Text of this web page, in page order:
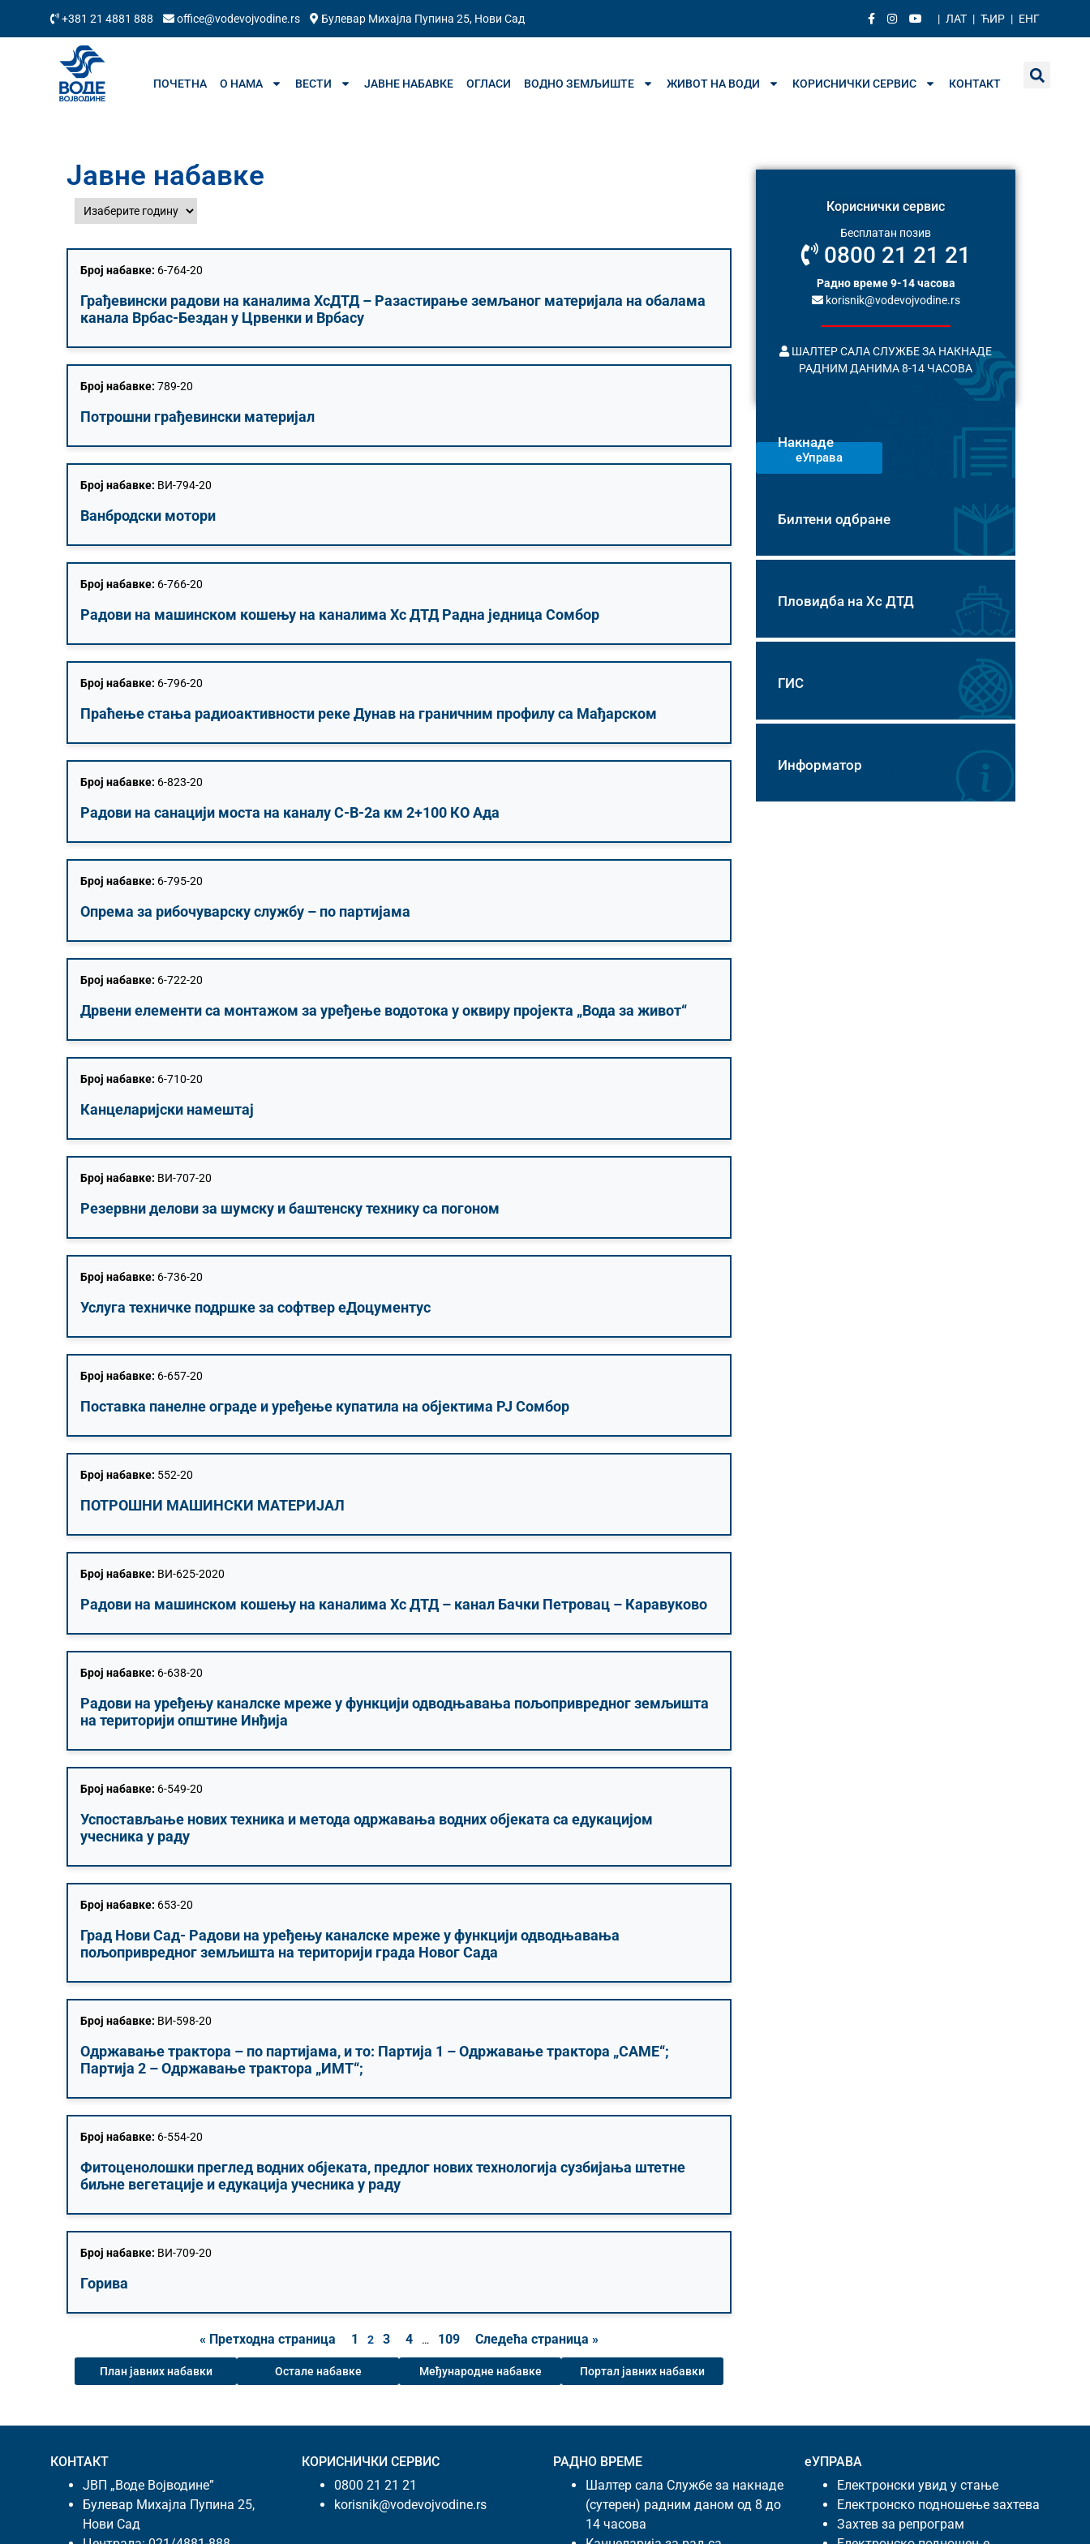
+381 21 4881 888 office@vodevojvodine.rs Булевар Михајла Пупина 25, Нови Сад | ЛАТ | ЋИР | ЕНГ
ПОЧЕТНА О НАМА ВЕСТИ ЈАВНЕ НАБАВКЕ ОГЛАСИ ВОДНО ЗЕМЉИШТЕ ЖИВОТ НА ВОДИ КОРИСНИЧКИ СЕРВИС КОНТАКТ
Јавне набавке
Број набавке: 6-764-20
Грађевински радови на каналима ХсДТД – Разастирање земљаног материјала на обалама
канала Врбас-Бездан у Црвенки и Врбасу
Број набавке: 789-20
Потрошни грађевински материјал
Број набавке: ВИ-794-20
Ванбродски мотори
Број набавке: 6-766-20
Радови на машинском кошењу на каналима Хс ДТД Радна једница Сомбор
Број набавке: 6-796-20
Праћење стања радиоактивности реке Дунав на граничним профилу са Мађарском
Број набавке: 6-823-20
Радови на санацији моста на каналу С-В-2а км 2+100 КО Ада
Број набавке: 6-795-20
Опрема за рибочуварску службу – по партијама
Број набавке: 6-722-20
Дрвени елементи са монтажом за уређење водотока у оквиру пројекта „Вода за живот“
Број набавке: 6-710-20
Канцеларијски намештај
Број набавке: ВИ-707-20
Резервни делови за шумску и баштенску технику са погоном
Број набавке: 6-736-20
Услуга техничке подршке за софтвер еДоцументус
Број набавке: 6-657-20
Поставка панелне ограде и уређење купатила на објектима РЈ Сомбор
Број набавке: 552-20
ПОТРОШНИ МАШИНСКИ МАТЕРИЈАЛ
Број набавке: ВИ-625-2020
Радови на машинском кошењу на каналима Хс ДТД – канал Бачки Петровац – Каравуково
Број набавке: 6-638-20
Радови на уређењу каналске мреже у функцији одводњавања пољопривредног земљишта
на територији општине Инђија
Број набавке: 6-549-20
Успостављање нових техника и метода одржавања водних објеката са едукацијом
учесника у раду
Број набавке: 653-20
Град Нови Сад- Радови на уређењу каналске мреже у функцији одводњавања
пољопривредног земљишта на територији града Новог Сада
Број набавке: ВИ-598-20
Одржавање трактора – по партијама, и то: Партија 1 – Одржавање трактора „САМЕ“;
Партија 2 – Одржавање трактора „ИМТ“;
Број набавке: 6-554-20
Фитоценолошки преглед водних објеката, предлог нових технологија сузбијања штетне
биљне вегетације и едукација учесника у раду
Број набавке: ВИ-709-20
Горива
« Претходна страница 1 2 3 4 … 109 Следећа страница »
План јавних набавки Остале набавке Међународне набавке Портал јавних набавки
Кориснички сервис
Бесплатан позив
0800 21 21 21
Радно време 9-14 часова
korisnik@vodevojvodine.rs
ШАЛТЕР САЛА СЛУЖБЕ ЗА НАКНАДЕ
РАДНИМ ДАНИМА 8-14 ЧАСОВА
Накнаде
еУправа
Билтени одбране
Пловидба на Хс ДТД
ГИС
Информатор
КОНТАКТ
ЈВП „Воде Војводине”
Булевар Михајла Пупина 25,
Нови Сад
КОРИСНИЧКИ СЕРВИС
0800 21 21 21
korisnik@vodevojvodine.rs
РАДНО ВРЕМЕ
Шалтер сала Службе за накнаде
(сутерен) радним даном од 8 до
14 часова
еУПРАВА
Електронски увид у стање
Електронско подношење захтева
Захтев за репрограм